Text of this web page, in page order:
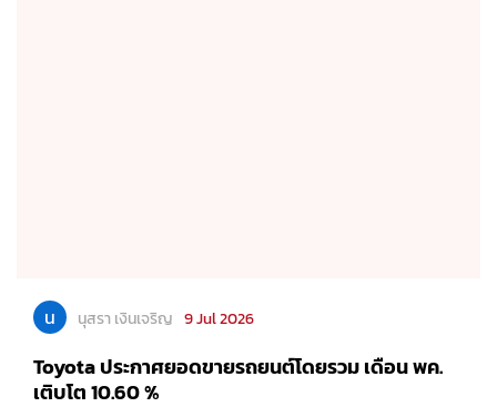
น นุสรา เงินเจริญ 9 Jul 2026
Toyota ประกาศยอดขายรถยนต์โดยรวม เดือน พค.
เติบโต 10.60 %